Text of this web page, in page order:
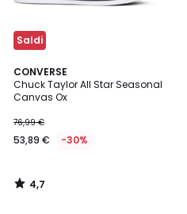
Saldi
CONVERSE
Chuck Taylor All Star Seasonal
Canvas Ox
76,99 €
53,89 € -30%
4,7
/ 5
4,7
/